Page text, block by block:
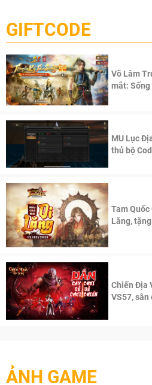
cầu, theo giấy phép chính
Pocketpair, Inc.
GIFTCODE
Võ Lâm
mắt:
MU Lục
thủ bộ
Tam
Lăng,
Chiến Địa
VS57,
ẢNH GAME